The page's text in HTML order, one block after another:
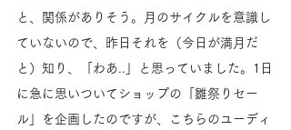
と、関係がありそう。月のサイクルを意識し
ていないので、昨日それを（今日が満月だ
と）知り、「わあ..」と思っていました。1日
に急に思いついてショップの「雛祭りセー
ル」を企画したのですが、こちらのユーディ